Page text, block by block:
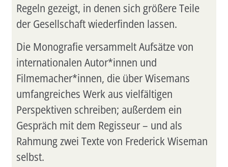
Regeln gezeigt, in denen sich größere Teile
der Gesellschaft wiederfinden lassen.
Die Monografie versammelt Aufsätze von
internationalen Autor*innen und
Filmemacher*innen, die über Wisemans
umfangreiches Werk aus vielfältigen
Perspektiven schreiben; außerdem ein
Gespräch mit dem Regisseur – und als
Rahmung zwei Texte von Frederick Wiseman
selbst.